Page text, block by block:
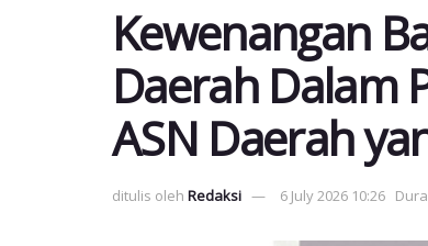
Kewenangan
Daerah Dalam
ASN Daerah
ditulis oleh Redaksi 6 July 2026 10:26